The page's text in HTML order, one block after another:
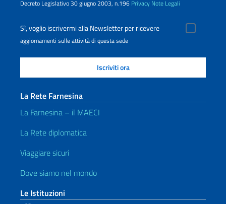
Decreto Legislativo 30 giugno 2003, n.196 Privacy Note Legali
Sì, voglio iscrivermi alla Newsletter per ricevere
aggiornamenti sulle attività di questa sede
La Rete Farnesina
La Farnesina – il MAECI
La Rete diplomatica
Viaggiare sicuri
Dove siamo nel mondo
Le Istituzioni